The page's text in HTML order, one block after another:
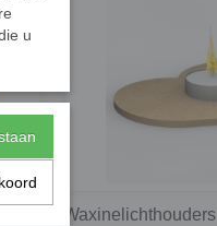
Waxinelichthouders
u